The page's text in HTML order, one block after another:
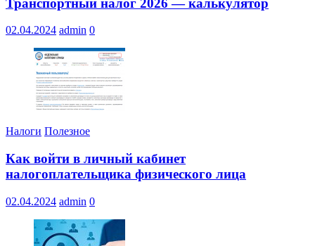
02.04.2024 admin 0
Налоги Полезное
Как войти в личный кабинет
налогоплательщика физического лица
02.04.2024 admin 0